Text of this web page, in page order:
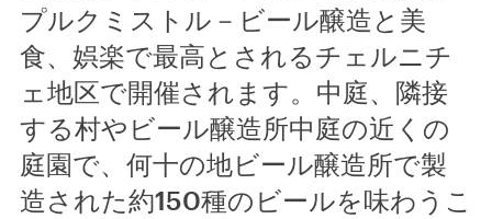
プルクミストル－ビール醸造と美
食、娯楽で最高とされるチェルニチ
ェ地区で開催されます。中庭、隣接
する村やビール醸造所中庭の近くの
庭園で、何十の地ビール醸造所で製
造された約150種のビールを味わうこ